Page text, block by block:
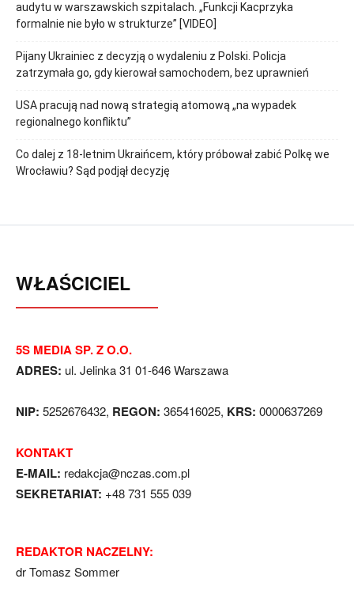
audytu w warszawskich szpitalach. „Funkcji Kacprzyka
formalnie nie było w strukturze” [VIDEO]
Pijany Ukrainiec z decyzją o wydaleniu z Polski. Policja
zatrzymała go, gdy kierował samochodem, bez uprawnień
USA pracują nad nową strategią atomową „na wypadek
regionalnego konfliktu”
Co dalej z 18-letnim Ukraińcem, który próbował zabić Polkę we
Wrocławiu? Sąd podjął decyzję
WŁAŚCICIEL
5S MEDIA SP. Z O.O.
ADRES: ul. Jelinka 31 01-646 Warszawa
NIP: 5252676432, REGON: 365416025, KRS: 0000637269
KONTAKT
E-MAIL: redakcja@nczas.com.pl
SEKRETARIAT: +48 731 555 039
REDAKTOR NACZELNY:
dr Tomasz Sommer